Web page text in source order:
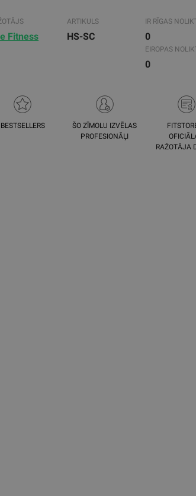
Fitness
ARTIKULS
HS-SC
IR RĪGAS
0
EIROPAS
0
BESTSELLERS
ŠO ZĪMOLU IZVĒLAS
PROFESIONĀĻI
RAŽOTĀJA